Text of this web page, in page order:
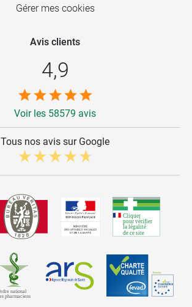
Gérer mes cookies
Avis clients
4,9
Voir les 58579 avis
Tous nos avis sur Google